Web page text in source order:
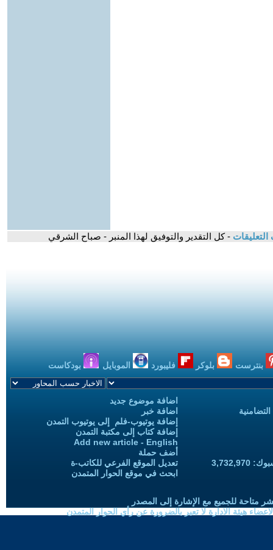
- كل التقدير والتوفيق لهذا المنبر - صباح الشرقي
بنترست بلوكر فليبورد الموبايل بودكاست
اضافة موضوع جديد
اضافة خبر
إضافة يوتيوب-فلم إلى يوتيوب التمدن
إضافة كتاب إلى مكتبة التمدن
Add new article - English
أضف حملة
تعديل الموقع الفرعي للكاتب-ة
ابحث في موقع الحوار المتمدن
متاحة للجميع مع الإشارة إلى المصدر
هيئة الادارة لا تعبر بالضرورة عن رأي الحوار المتمدن